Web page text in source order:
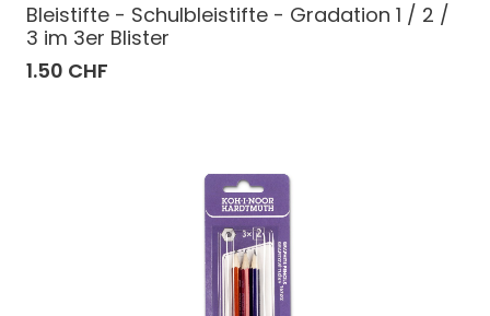
Bleistifte - Schulbleistifte - Gradation 1 / 2 /
3 im 3er Blister
1.50 CHF